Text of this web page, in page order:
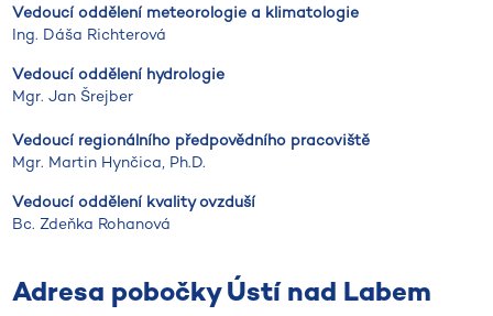
Vedoucí oddělení meteorologie a klimatologie
Ing. Dáša Richterová
Vedoucí oddělení hydrologie
Mgr. Jan Šrejber
Vedoucí regionálního předpovědního pracoviště
Mgr. Martin Hynčica, Ph.D.
Vedoucí oddělení kvality ovzduší
Bc. Zdeňka Rohanová
Adresa pobočky Ústí nad Labem